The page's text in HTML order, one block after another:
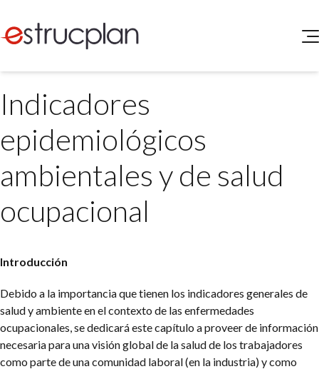
SERVICIOS
Medio Ambiente
Legislación
INGRESAR
Portal de Clientes
Matriz Premium
Indicadores
epidemiológicos
ambientales y de salud
ocupacional
Introducción
Debido a la importancia que tienen los indicadores generales de
salud y ambiente en el contexto de las enfermedades
ocupacionales, se dedicará este capítulo a proveer de información
necesaria para una visión global de la salud de los trabajadores
como parte de una comunidad laboral (en la industria) y como